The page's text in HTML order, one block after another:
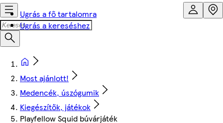
Ugrás a fő tartalomra
Ugrás a kereséshez
Most ajánlott!
Medencék, úszógumik
Kiegészítők, játékok
Playfellow Squid búvárjáték